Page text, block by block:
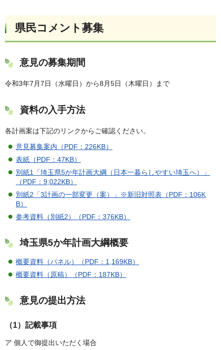
県民コメント募集
意見の募集期間
令和3年7月7日（水曜日）から8月5日（木曜日）まで
資料の入手方法
各計画案は下記のリンクからご確認ください。
意見募集案内（PDF：226KB）
表紙（PDF：47KB）
別紙1「埼玉県5か年計画大綱（日本一暮らしやすい埼玉へ）」
（PDF：9,022KB）
別紙2「3計画の一部変更（案）」※新旧対照表（PDF：106K
B）
参考資料（別紙2）（PDF：376KB）
埼玉県5か年計画大綱概要
概要資料（パネル）（PDF：1,169KB）
概要資料（原稿）（PDF：187KB）
意見の提出方法
（1）記載事項
ア 個人で御提出いただく場合